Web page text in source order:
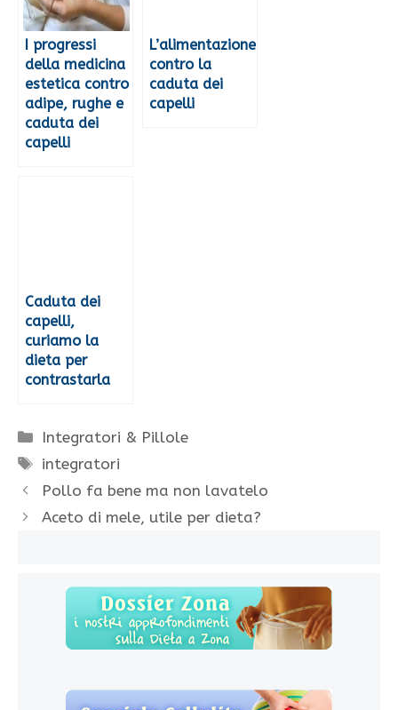
I progressi
della medicina
estetica contro
adipe, rughe e
caduta dei
capelli
L’alimentazione
contro la
caduta dei
capelli
Caduta dei
capelli,
curiamo la
dieta per
contrastarla
Categorie
Integratori & Pillole
Tag
integratori
Pollo fa bene ma non lavatelo
Aceto di mele, utile per dieta?